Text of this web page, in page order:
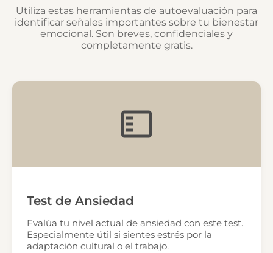
Utiliza estas herramientas de autoevaluación para
identificar señales importantes sobre tu bienestar
emocional. Son breves, confidenciales y
completamente gratis.
Test de Ansiedad
Evalúa tu nivel actual de ansiedad con este test.
Especialmente útil si sientes estrés por la
adaptación cultural o el trabajo.